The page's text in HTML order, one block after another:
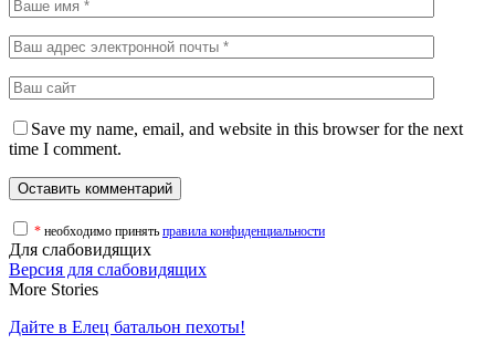
Save my name, email, and website in this browser for the next
time I comment.
* необходимо принять правила конфиденциальности
Для слабовидящих
Версия для слабовидящих
More Stories
Дайте в Елец батальон пехоты!